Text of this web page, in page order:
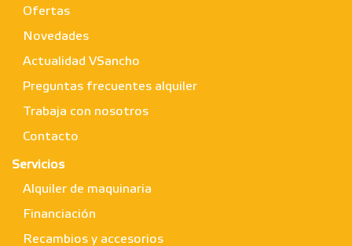
Ofertas
Novedades
Actualidad VSancho
Preguntas frecuentes alquiler
Trabaja con nosotros
Contacto
Servicios
Alquiler de maquinaria
Financiación
Recambios y accesorios